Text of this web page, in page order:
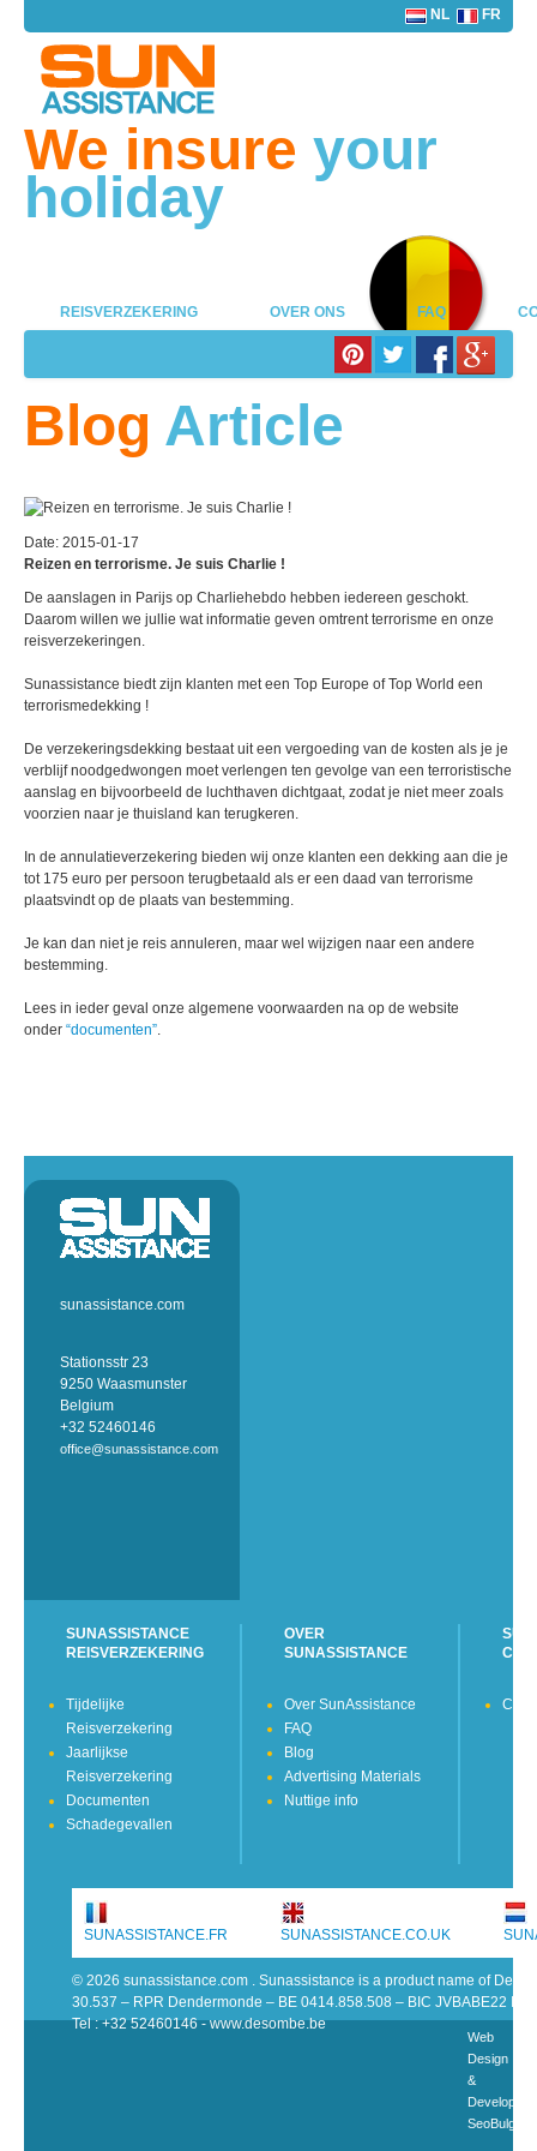
NL FR
We insure your
holiday
REISVERZEKERING OVER ONS FAQ
Blog Article
Date: 2015-01-17
Reizen en terrorisme. Je suis Charlie !
De aanslagen in Parijs op Charliehebdo hebben iedereen geschokt.
Daarom willen we jullie wat informatie geven omtrent terrorisme en onze
reisverzekeringen.
Sunassistance biedt zijn klanten met een Top Europe of Top World een
terrorismedekking !
De verzekeringsdekking bestaat uit een vergoeding van de kosten als je je
verblijf noodgedwongen moet verlengen ten gevolge van een terroristische
aanslag en bijvoorbeeld de luchthaven dichtgaat, zodat je niet meer zoals
voorzien naar je thuisland kan terugkeren.
In de annulatieverzekering bieden wij onze klanten een dekking aan die je
tot 175 euro per persoon terugbetaald als er een daad van terrorisme
plaatsvindt op de plaats van bestemming.
Je kan dan niet je reis annuleren, maar wel wijzigen naar een andere
bestemming.
Lees in ieder geval onze algemene voorwaarden na op de website
onder “documenten”.
sunassistance.com
Stationsstr 23
9250 Waasmunster
Belgium
+32 52460146
office@sunassistance.com
SUNASSISTANCE
REISVERZEKERING
Tijdelijke
Reisverzekering
Jaarlijkse
Reisverzekering
Documenten
Schadegevallen
OVER
SUNASSISTANCE
Over SunAssistance
FAQ
Blog
Advertising Materials
Nuttige info
SUNASSISTANCE.FR SUNASSISTANCE.CO.UK
© 2026 sunassistance.com . Sunassistance is a product name of De
30.537 – RPR Dendermonde – BE 0414.858.508 – BIC JVBABE22
Tel : +32 52460146 - www.desombe.be
Web
Design
&